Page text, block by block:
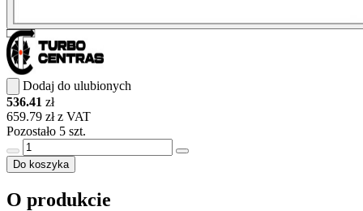
Dodaj do ulubionych
536.41 zł
659.79 zł z VAT
Pozostało 5 szt.
Do koszyka
O produkcie